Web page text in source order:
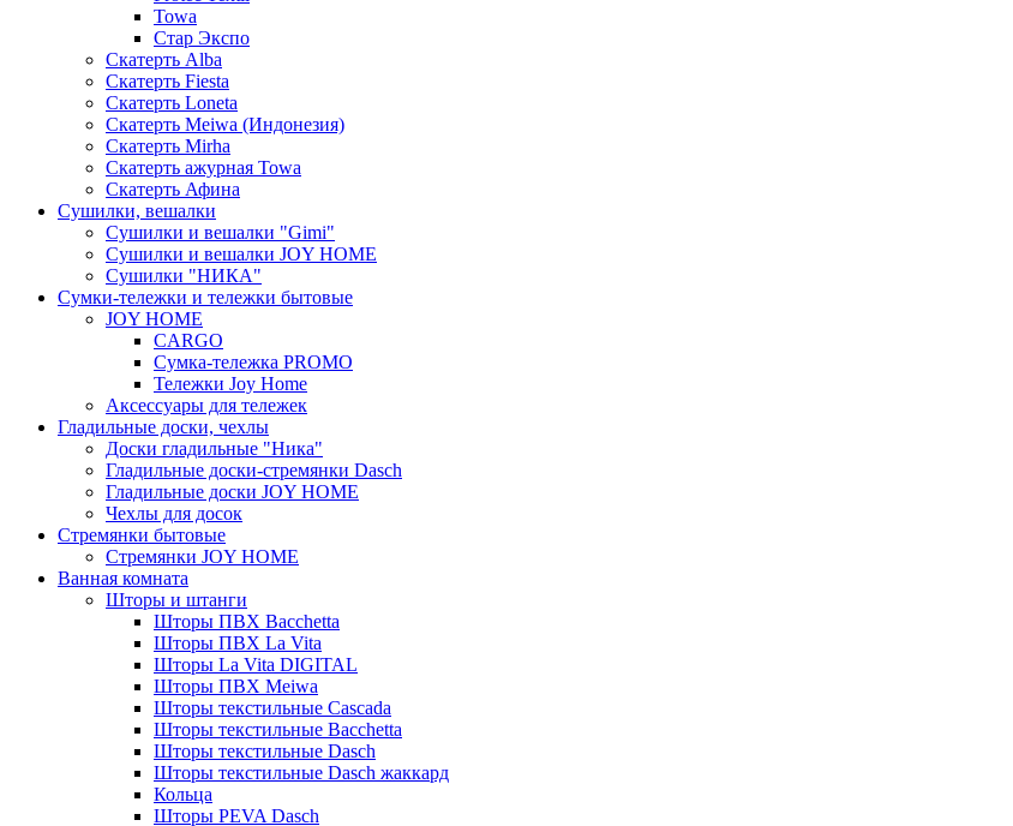
Towa
Стар Экспо
Скатерть Alba
Скатерть Fiesta
Скатерть Loneta
Скатерть Meiwa (Индонезия)
Скатерть Mirha
Скатерть ажурная Towa
Скатерть Афина
Сушилки, вешалки
Сушилки и вешалки "Gimi"
Сушилки и вешалки JOY HOME
Сушилки "НИКА"
Cумки-тележки и тележки бытовые
JOY HOME
CARGO
Сумка-тележка PROMO
Тележки Joy Home
Аксессуары для тележек
Гладильные доски, чехлы
Доски гладильные "Ника"
Гладильные доски-стремянки Dasch
Гладильные доски JOY HOME
Чехлы для досок
Стремянки бытовые
Стремянки JOY HOME
Ванная комната
Шторы и штанги
Шторы ПВХ Bacchetta
Шторы ПВХ La Vita
Шторы La Vita DIGITAL
Шторы ПВХ Meiwa
Шторы текстильные Cascada
Шторы текстильные Bacchetta
Шторы текстильные Dasch
Шторы текстильные Dasch жаккард
Кольца
Шторы PEVA Dasch